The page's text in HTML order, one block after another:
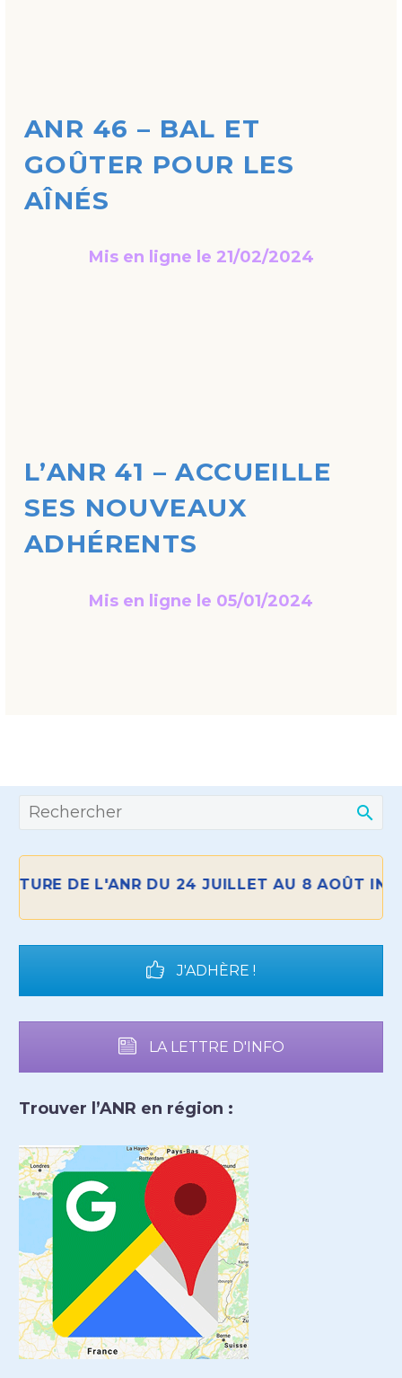
ANR 46 – BAL ET
GOÛTER POUR LES
AÎNÉS
Mis en ligne le 21/02/2024
L’ANR 41 – ACCUEILLE
SES NOUVEAUX
ADHÉRENTS
Mis en ligne le 05/01/2024
DE L'ANR DU 24 JUILLET AU 8 AOÛT INCLUS
J'ADHÈRE !
LA LETTRE D'INFO
Trouver l’ANR en région :